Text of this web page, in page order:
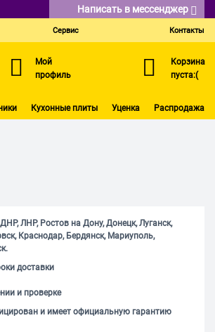
Написать в мессенджер
Сервис Контакты
Мой
профиль
Корзина
пуста:(
Кухонные плиты Уценка Распродажа
ЛНР, Ростов на Дону, Донецк, Луганск,
Краснодар, Бердянск, Мариуполь,
доставки
и проверке
и имеет официальную гарантию